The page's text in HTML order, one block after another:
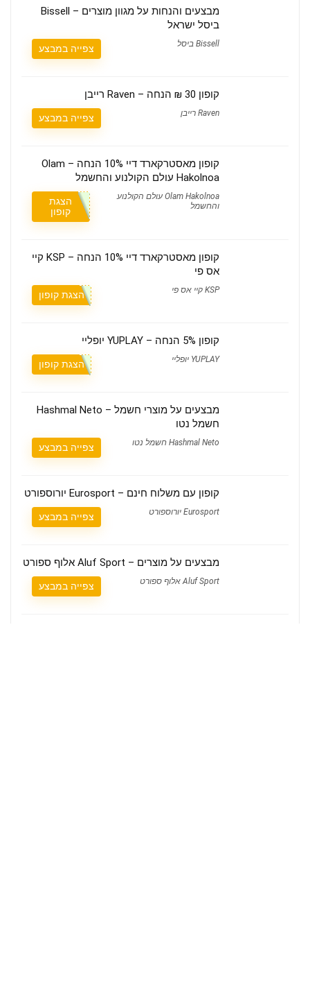
מבצעים והנחות על מגוון מוצרים – Bissell
ביסל ישראל
Bissell ביסל צפייה במבצע
קופון 30 ₪ הנחה – Raven רייבן
Raven רייבן צפייה במבצע
קופון מאסטרקארד דיי 10% הנחה – Olam
Hakolnoa עולם הקולנוע והחשמל
Olam Hakolnoa עולם הקולנוע
והחשמל
הצגת
קופון
קופון מאסטרקארד דיי 10% הנחה – KSP קיי
אס פי
KSP קיי אס פי הצגת קופון
קופון 5% הנחה – YUPLAY יופליי
YUPLAY יופליי הצגת קופון
מבצעים על מוצרי חשמל – Hashmal Neto
חשמל נטו
Hashmal Neto חשמל נטו צפייה במבצע
קופון עם משלוח חינם – Eurosport יורוספורט
Eurosport יורוספורט צפייה במבצע
מבצעים על מוצרים – Aluf Sport אלוף ספורט
Aluf Sport אלוף ספורט צפייה במבצע